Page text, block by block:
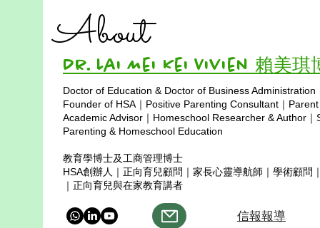
Copyright ©
About
Dr. Lai Mei Kei Vivien 賴美琪
Doctor of Education & Doctor of Business Administration
Founder of HSA｜Positive Parenting Consultant｜
Academic Advisor｜Homeschool Researcher & Author
Parenting & Homeschool Education
教育學博士及工商管理博士
HSA創辦人｜正向育兒顧問｜家長心靈導航師｜學術顧問
｜正向育兒與在家教育講者
信報報導